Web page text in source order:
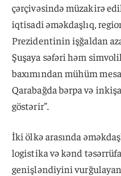
çərçivəsində müzakirə
iqtisadi əməkdaşlıq,
Prezidentinin işğaldan
Şuşaya səfəri həm
baxımından mühüm
Qarabağda bərpa və
göstərir”.
İki ölkə arasında
logistika və kənd
genişləndiyini